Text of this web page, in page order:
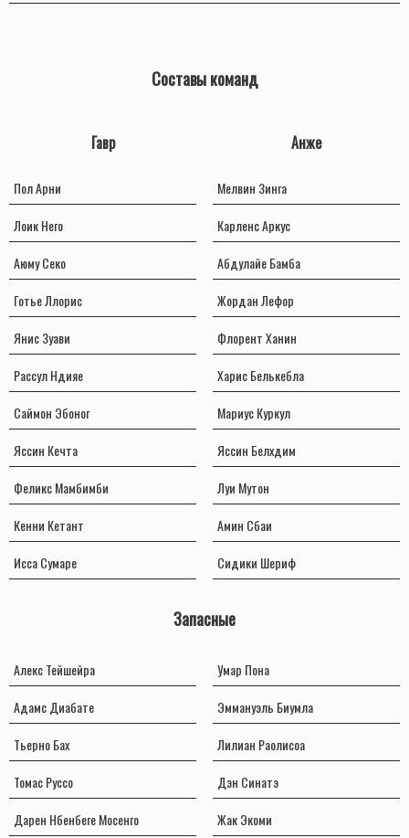
Составы команд
Гавр
Пол Арни
Лоик Него
Аюму Секо
Готье Ллорис
Янис Зуави
Рассул Ндияе
Саймон Эбоног
Яссин Кечта
Феликс Мамбимби
Кенни Кетант
Исса Сумаре
Анже
Мелвин Зинга
Карленс Аркус
Абдулайе Бамба
Жордан Лефор
Флорент Ханин
Харис Белькебла
Мариус Куркул
Яссин Белхдим
Луи Мутон
Амин Сбаи
Сидики Шериф
Запасные
Алекс Тейшейра
Адамс Диабате
Тьерно Бах
Томас Руссо
Дарен Нбенбеге Мосенго
Умар Пона
Эммануэль Биумла
Лилиан Раолисоа
Дэн Синатэ
Жак Экоми